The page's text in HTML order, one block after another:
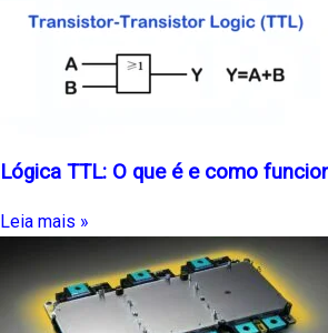
Lógica TTL: O que é e como
Leia mais »